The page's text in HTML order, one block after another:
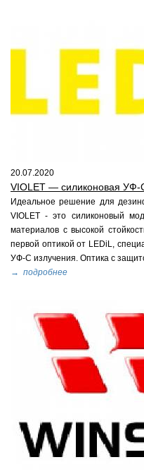
20.07.2020
VIOLET — силиконовая УФ-
Идеальное решение для
VIOLET - это силиконовый
материалов с высокой
первой оптикой от LEDiL,
УФ-С излучения. Оптика с
→ подробнее